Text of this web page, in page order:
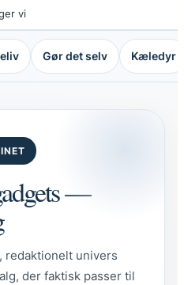
vi
Gør det selv Kæledyr
—
redaktionelt univers
der faktisk passer til